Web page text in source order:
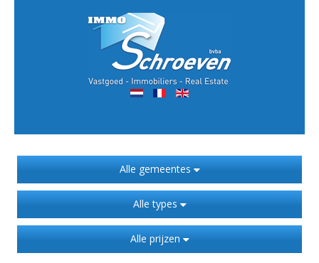
Alle gemeentes
Alle types
Alle prijzen